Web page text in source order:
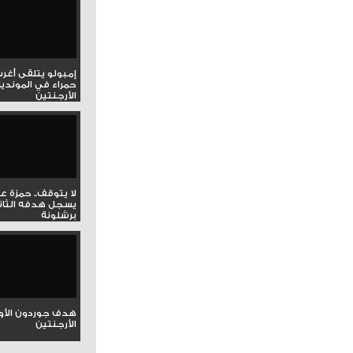
إمبولو يتلقى
حمراء في
الأرجنتين
لا يتوقف.. حمزة
يسجل هدفه
برشلونة
هدف جوردون
الأرجنتين